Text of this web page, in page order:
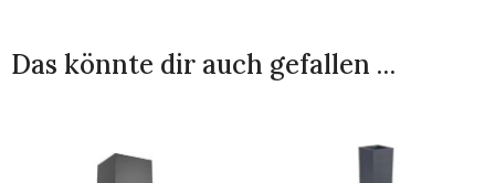
Das könnte dir auch gefallen …